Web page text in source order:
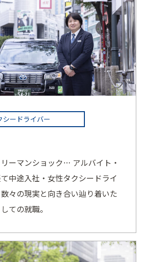
シードライバー
ーマンショック… アルバイト・
中途入社・女性タクシードライ
々の現実と向き合い辿り着いた
ての就職。